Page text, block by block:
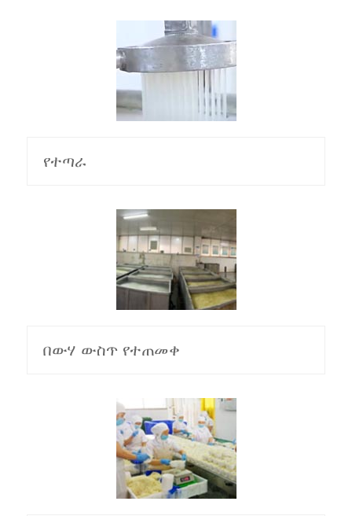
የተጣራ
በውሃ ውስጥ የተጠመቀ